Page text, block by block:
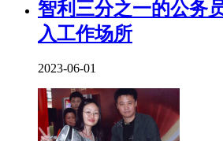
智利三分之一的公务
入工作场所
2023-06-01